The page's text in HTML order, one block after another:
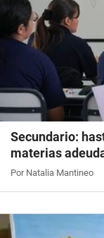
Secundario:
materias
Por Natalia Mantineo